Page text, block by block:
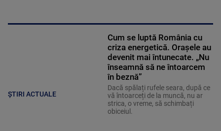
ȘTIRI ACTUALE
Cum se luptă România cu
criza energetică. Orașele au
devenit mai întunecate. „Nu
înseamnă să ne întoarcem
în beznă”
Dacă spălați rufele seara, după ce
vă întoarceți de la muncă, nu ar
strica, o vreme, să schimbați
obiceiul.